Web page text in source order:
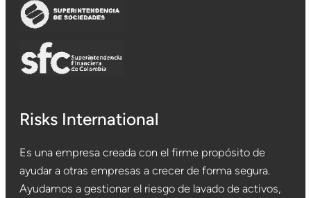
Risks International
Es una empresa creada con el firme propósito de
ayudar a otras empresas a crecer de forma segura.
Ayudamos a gestionar el riesgo de lavado de activos,